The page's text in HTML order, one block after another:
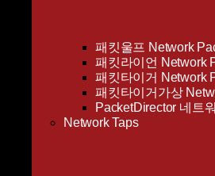
패킷울프 Network
패킷라이언 Network
패킷타이거 Network
패킷타이거가상
PacketDirector 네트
Network Taps